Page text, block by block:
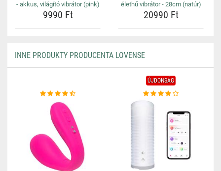
- akkus, világító vibrátor (pink)
9990 Ft
élethű vibrátor - 28cm (natúr)
20990 Ft
INNE PRODUKTY PRODUCENTA LOVENSE
ÚJDONSÁG